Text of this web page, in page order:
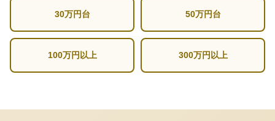
30万円台 50万円台
100万円以上 300万円以上